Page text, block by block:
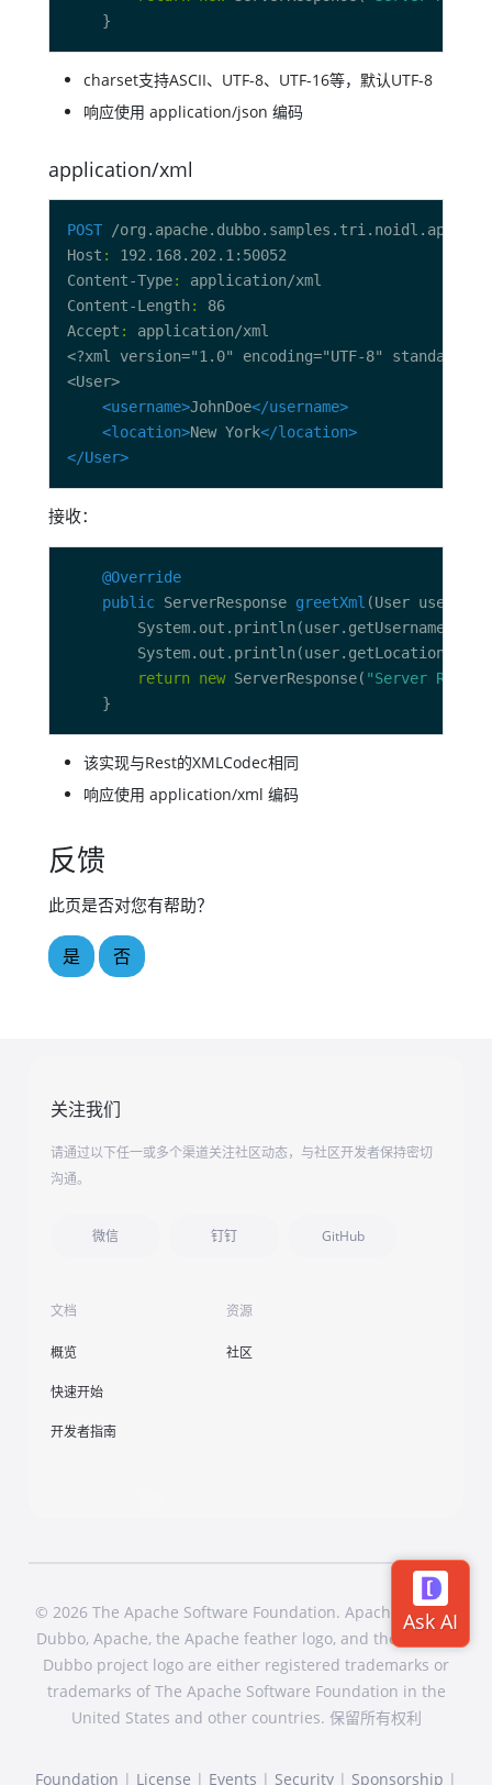
charset支持ASCII、UTF-8、UTF-16等，默认UTF-8
响应使用 application/json 编码
application/xml
POST /
Host :
Content-Type:
Content-Length:
Accept :
<username>JohnDoe</username>
<location>New York</location>
</User>
接收：
@Override
public ServerResponse greetXml
return
new ServerResponse( "Server
该实现与Rest的XMLCodec相同
响应使用 application/xml 编码
反馈
此页是否对您有帮助？
是 否
关注我们
请通过以下任一或多个渠道关注社区动态，与社区开发者保持密切
沟通。
微信 钉钉 GitHub
文档
概览
快速开始
开发者指南
资源
社区
© 2026 The Apache Software Foundation. Apache Dubbo,
Dubbo, Apache, the Apache feather logo, and the Apache
Dubbo project logo are either registered trademarks or
trademarks of The Apache Software Foundation in the
United States and other countries. 保留所有权利
Foundation | License | Events | Security | Sponsorship |